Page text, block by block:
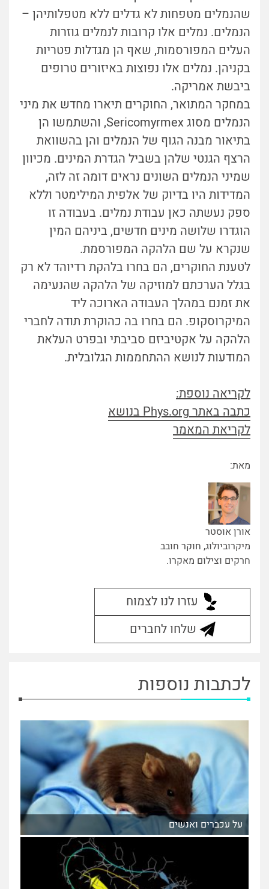
שהנמלים מטפחות לא גדלים ללא מטפלותיהן –
הנמלים. נמלים אלו קרובות לנמלים גוזרות
העלים המפורסמות, שאף הן מגדלות פטריות
בקניהן. נמלים אלו נפוצות באיזורים טרופים
ביבשת אמריקה.
במחקר המתואר, החוקרים תיארו מחדש את מיני
הנמלים מסוג Sericomyrmex, והשתמשו הן
בתיאור מבנה הגוף של הנמלים והן בהשוואת
הרצף הגנטי שלהן בשביל הגדרת המינים. מכיוון
שמיני הנמלים השונים נראים דומה זה לזה,
המדידות היו בדיוק של אלפית המילימטר וללא
ספק נעשתה כאן עבודת נמלים. בעבודה זו
הוגדרו שלושה מינים חדשים, ביניהם המין
שנקרא על שם הלהקה המפורסמת.
לטענת החוקרים, הם בחרו בלהקת רדיוהד לא רק
בגלל הערכתם למוזיקה של הלהקה שהנעימה
את זמנם במהלך העבודה הארוכה ליד
המיקרוסקופ. הם בחרו בה כהוקרת תודה לחברי
הלהקה על אקטיביזם סביבתי ובפרט העלאת
המודעות לנושא ההתחממות הגלובלית.
לקריאה נוספת:
כתבה באתר Phys.org בנושא
לקריאת המאמר
מאת:
אורן אוסטר
מיקרוביולוג, חוקר חובב
חרקים וצילום מאקרו.
עזרו לנו לצמוח
שלחו לחברים
לכתבות נוספות
על עכברים ואנשים